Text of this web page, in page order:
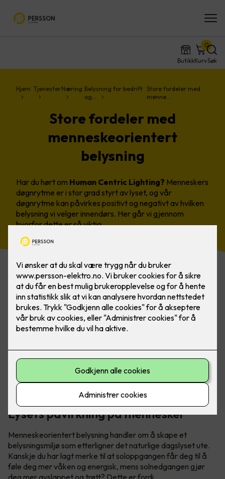
ButikkKurv
0
Søk
Hjem TjenesterNæring Belysning for bedrift
og…
Store fordeler med
menne…
Store fordeler med
menneskeorientert
belysning
Har du hørt om Human Centric Lighting? Menneskers
døgnrytme er i stor grad styrt av lyset, og vår
døgnrytme kan påvirkes positivt og negativt av hvilken
belysning vi velger innendørs. Her går vi gjennom
hvorfor dette er så viktig.
Menneskeorientert belysning (HCL) tar en helhetlig
tilnærming til å forstå hvordan lys påvirker mennesker.
Lysets påvirkning på mennesker
Menneskeorientert belysning handler om å skape et
belysningsmiljø som etterligner det naturlige dagslyset ute.
Kanskje du har lagt merke til at soloppgangen får deg til å
føle deg mer våken og energisk, mens solnedgangen gjør